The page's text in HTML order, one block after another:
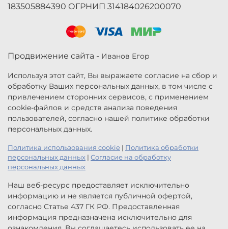
183505884390 ОГРНИП 314184026200070
Продвижение сайта - Иванов Егор
Используя этот сайт, Вы выражаете согласие на сбор и
обработку Ваших персональных данных, в том числе с
привлечением сторонних сервисов, с применением
cookie-файлов и средств анализа поведения
пользователей, согласно нашей политике обработки
персональных данных.
Политика использования cookie | Политика обработки
персональных данных | Согласие на обработку
персональных данных
Наш веб-ресурс предоставляет исключительно
информацию и не является публичной офертой,
согласно Статье 437 ГК РФ. Предоставленная
информация предназначена исключительно для